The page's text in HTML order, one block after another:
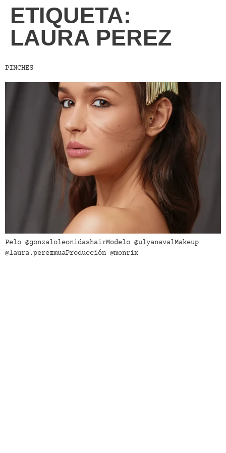
ETIQUETA:
LAURA PEREZ
PINCHES
Pelo @gonzaloleonidashairModelo @ulyanavalMakeup
@laura.perezmuaProducción @monrix